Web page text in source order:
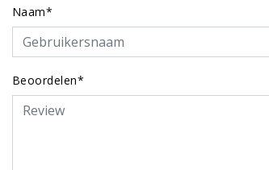
Naam*
Beoordelen*